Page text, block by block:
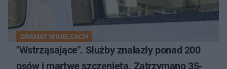
DRAMAT W KIELCACH
"Wstrząsające". Służby znalazły ponad 200
psów i martwe szczenięta. Zatrzymano 35-